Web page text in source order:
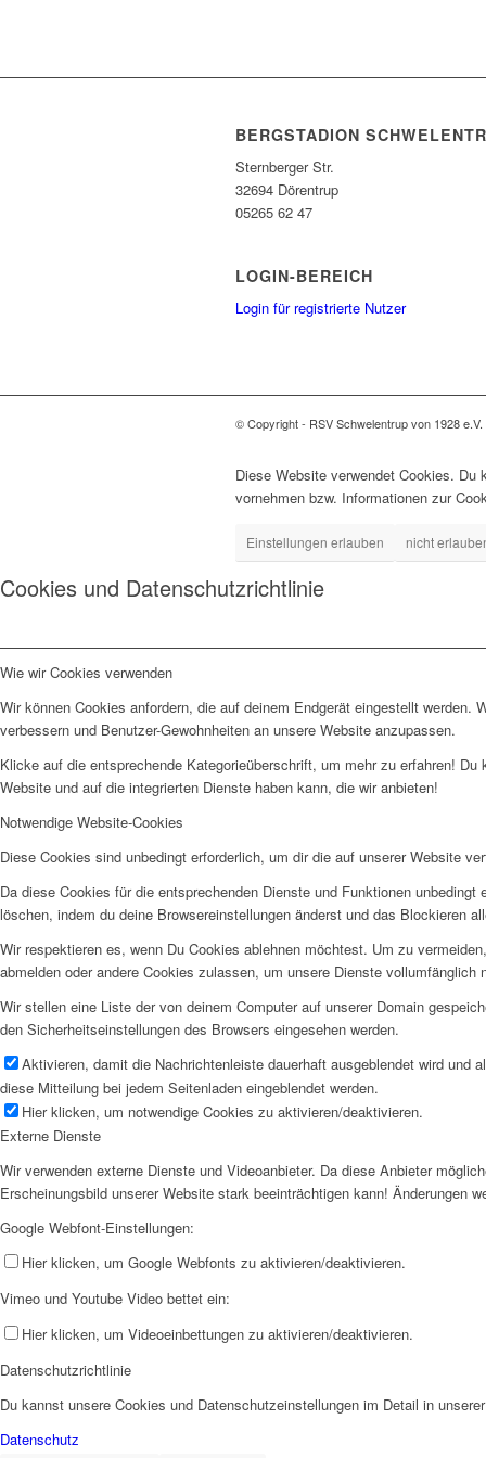
BERGSTADION
Sternberger Str.
32694 Dörentrup
05265 62 47
LOGIN-BEREICH
Login für registrierte Nutzer
© Copyright - RSV Schwelentrup von 1928 e.V.
Diese Website verwendet Cookies. Du
vornehmen bzw. Informationen zur
Einstellungen erlauben nicht
Cookies und Datenschutzrichtlinie
Wie wir Cookies verwenden
Wir können Cookies anfordern, die auf deinem Endgerät eingestellt
verbessern und Benutzer-Gewohnheiten an unsere Website anzupassen.
Klicke auf die entsprechende Kategorieüberschrift, um mehr zu erfahren!
Website und auf die integrierten Dienste haben kann, die wir anbieten!
Notwendige Website-Cookies
Diese Cookies sind unbedingt erforderlich, um dir die auf unserer Website
Da diese Cookies für die entsprechenden Dienste und Funktionen
löschen, indem du deine Browsereinstellungen änderst und das Blockieren
Wir respektieren es, wenn Du Cookies ablehnen möchtest. Um zu
abmelden oder andere Cookies zulassen, um unsere Dienste
Wir stellen eine Liste der von deinem Computer auf unserer Domain
den Sicherheitseinstellungen des Browsers eingesehen werden.
Aktivieren, damit die Nachrichtenleiste dauerhaft ausgeblendet wird und
diese Mitteilung bei jedem Seitenladen eingeblendet werden.
Hier klicken, um notwendige Cookies zu aktivieren/deaktivieren.
Externe Dienste
Wir verwenden externe Dienste und Videoanbieter. Da diese Anbieter
Erscheinungsbild unserer Website stark beeinträchtigen kann! Änderungen
Google Webfont-Einstellungen:
Hier klicken, um Google Webfonts zu aktivieren/deaktivieren.
Vimeo und Youtube Video bettet ein:
Hier klicken, um Videoeinbettungen zu aktivieren/deaktivieren.
Datenschutzrichtlinie
Du kannst unsere Cookies und Datenschutzeinstellungen im Detail in
Datenschutz